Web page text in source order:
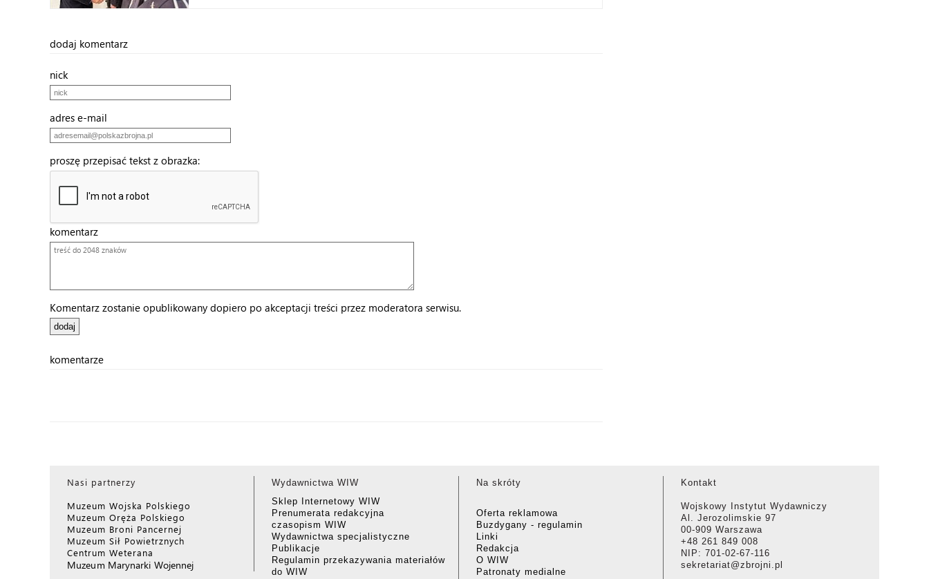
dodaj komentarz
nick
adres e-mail
proszę przepisać tekst z obrazka:
komentarz
Komentarz zostanie opublikowany dopiero po akceptacji treści przez moderatora serwisu.
komentarze
Nasi partnerzy
Muzeum Wojska Polskiego
Muzeum Oręża Polskiego
Muzeum Broni Pancernej
Muzeum Sił Powietrznych
Centrum Weterana
Muzeum Marynarki Wojennej
Wydawnictwa WIW
Sklep Internetowy WIW
Prenumerata redakcyjna
czasopism WIW
Wydawnictwa specjalistyczne
Publikacje
Regulamin przekazywania materiałów
do WIW
Na skróty
Oferta reklamowa
Buzdygany - regulamin
Linki
Redakcja
O WIW
Patronaty medialne
Kontakt
Wojskowy Instytut Wydawniczy
Al. Jerozolimskie 97
00-909 Warszawa
+48 261 849 008
NIP: 701-02-67-116
sekretariat@zbrojni.pl